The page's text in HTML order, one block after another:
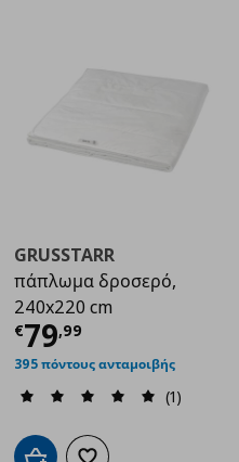
€ 29,99
GRUSSTARR
πάπλωμα δροσερό,
240x220 cm
€79,99
Τρέχουσα
395 πόντους ανταμοιβής
(1)